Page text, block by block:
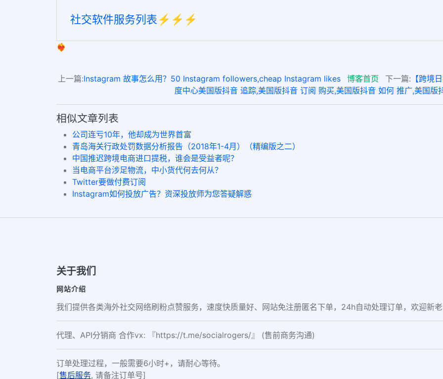
社交软件服务列表⚡️⚡️⚡️
❤️‍🔥
上一篇:Instagram 故事怎么用？50 Instagram followers,cheap Instagram likes 博客首页 下一篇: 【跨境
度中心美国版抖音 追踪,美国版抖音 订阅 购买,美国版抖音 如何 推广,美国版
相似文章列表
公司连亏10年，他却成为世界首富
青岛海关行政处罚数据分析报告（2018年1-4月）（精编版之二）
中国推迟跨境电商进口提税，谁会是受益者呢？
当电商平台涉足物流，中小货代何去何从？
Twitter要做付费订阅
Instagram如何投放广告？资深投放师为您答疑解惑
关于我们
网站介绍
我们提供各类海外社交网络刷粉点赞服务，速度快质量好、网站免注册匿名下单，24h自动处理订单，欢迎新
代理、API分销商 合作vx: 『https://t.me/socialrogers/』 (售前商务沟通)
订单处理过程，一般需要6小时+，请耐心等待。
[售后服务, 请备注订单号]